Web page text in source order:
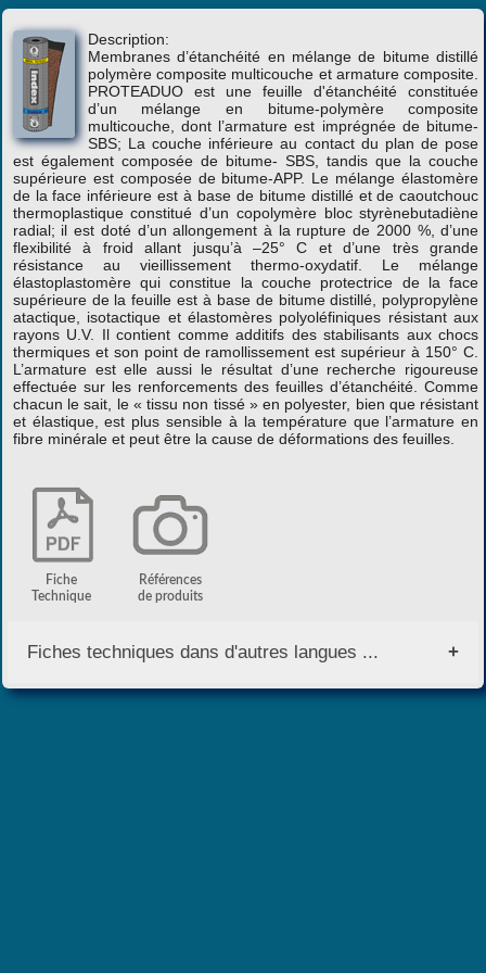
Description:
Membranes d’étanchéité en mélange de bitume distillé
polymère composite multicouche et armature composite.
PROTEADUO est une feuille d'étanchéité constituée
d’un mélange en bitume-polymère composite
multicouche, dont l’armature est imprégnée de bitume-
SBS; La couche inférieure au contact du plan de pose
est également composée de bitume- SBS, tandis que la couche
supérieure est composée de bitume-APP. Le mélange élastomère
de la face inférieure est à base de bitume distillé et de caoutchouc
thermoplastique constitué d’un copolymère bloc styrènebutadiène
radial; il est doté d’un allongement à la rupture de 2000 %, d’une
flexibilité à froid allant jusqu’à –25° C et d’une très grande
résistance au vieillissement thermo-oxydatif. Le mélange
élastoplastomère qui constitue la couche protectrice de la face
supérieure de la feuille est à base de bitume distillé, polypropylène
atactique, isotactique et élastomères polyoléfiniques résistant aux
rayons U.V. Il contient comme additifs des stabilisants aux chocs
thermiques et son point de ramollissement est supérieur à 150° C.
L’armature est elle aussi le résultat d’une recherche rigoureuse
effectuée sur les renforcements des feuilles d’étanchéité. Comme
chacun le sait, le « tissu non tissé » en polyester, bien que résistant
et élastique, est plus sensible à la température que l’armature en
fibre minérale et peut être la cause de déformations des feuilles.
Fiche
Technique
Références
de produits
Fiches techniques dans d'autres langues ...